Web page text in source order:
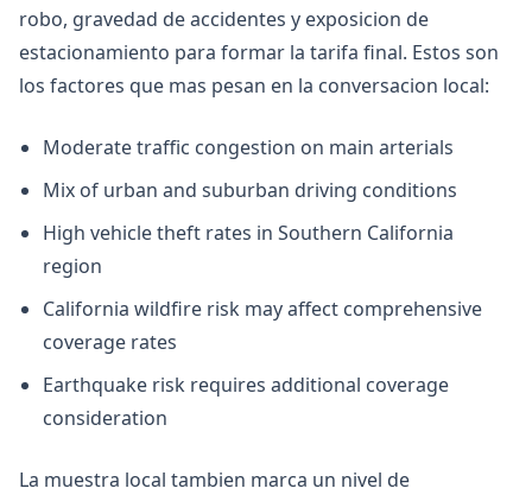
robo, gravedad de accidentes y exposicion de
estacionamiento para formar la tarifa final. Estos son
los factores que mas pesan en la conversacion local:
Moderate traffic congestion on main arterials
Mix of urban and suburban driving conditions
High vehicle theft rates in Southern California
region
California wildfire risk may affect comprehensive
coverage rates
Earthquake risk requires additional coverage
consideration
La muestra local tambien marca un nivel de